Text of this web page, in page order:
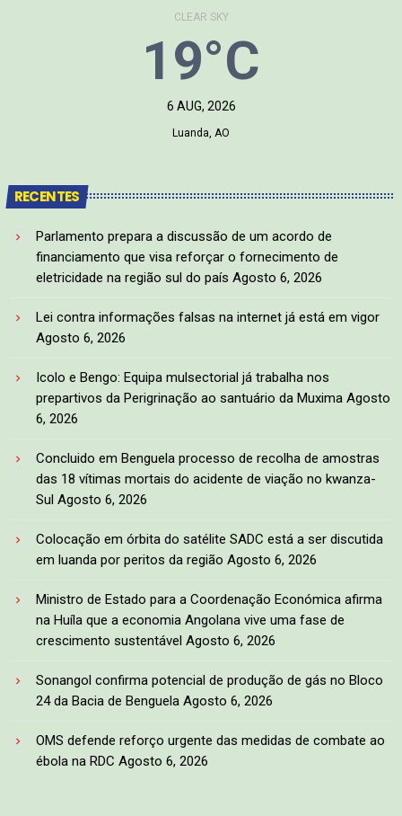
CLEAR SKY
19°C
6 AUG, 2026
Luanda, AO
RECENTES
Parlamento prepara a discussão de um acordo de
financiamento que visa reforçar o fornecimento de
eletricidade na região sul do país Agosto 6, 2026
Lei contra informações falsas na internet já está em vigor
Agosto 6, 2026
Icolo e Bengo: Equipa mulsectorial já trabalha nos
prepartivos da Perigrinação ao santuário da Muxima Agosto
6, 2026
Concluido em Benguela processo de recolha de amostras
das 18 vítimas mortais do acidente de viação no kwanza-
Sul Agosto 6, 2026
Colocação em órbita do satélite SADC está a ser discutida
em luanda por peritos da região Agosto 6, 2026
Ministro de Estado para a Coordenação Económica afirma
na Huíla que a economia Angolana vive uma fase de
crescimento sustentável Agosto 6, 2026
Sonangol confirma potencial de produção de gás no Bloco
24 da Bacia de Benguela Agosto 6, 2026
OMS defende reforço urgente das medidas de combate ao
ébola na RDC Agosto 6, 2026